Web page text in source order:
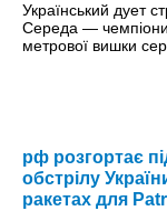
Український дует
Середа —
метрової вишки
рф розгортає
обстрілу
ракетах для